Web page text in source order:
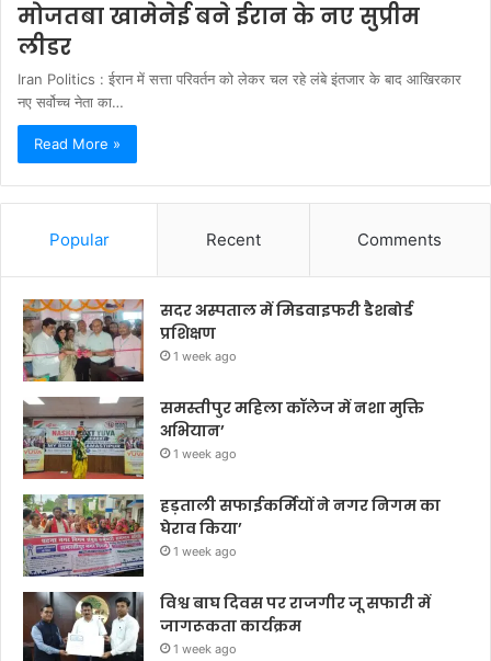
मोजतबा खामेनेई बने ईरान के नए सुप्रीम
लीडर
Iran Politics : ईरान में सत्ता परिवर्तन को लेकर चल रहे लंबे इंतजार के बाद आखिरकार
नए सर्वोच्च नेता का…
Read More »
Popular Recent Comments
सदर अस्पताल में मिडवाइफरी डैशबोर्ड
प्रशिक्षण
1 week ago
समस्तीपुर महिला कॉलेज में नशा मुक्ति
अभियान’
1 week ago
हड़ताली सफाईकर्मियों ने नगर निगम का
घेराव किया’
1 week ago
विश्व बाघ दिवस पर राजगीर जू सफारी में
जागरूकता कार्यक्रम
1 week ago